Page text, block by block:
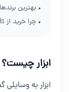
• بهترین
• چرا خرید از GS Tools؟
ابزار چیست؟
ابزار به